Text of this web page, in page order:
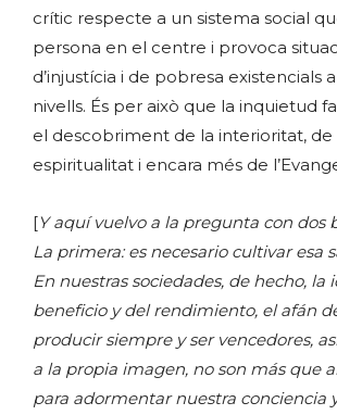
crític respecte a un sistema social
persona en el centre i provoca
d’injustícia i de pobresa existencials
nivells. És per això que la inquietud
el descobriment de la interioritat, de
espiritualitat i encara més de
[Y aquí vuelvo a la pregunta con dos
La primera: es necesario cultivar esa
En nuestras sociedades, de hecho, la
beneficio y del rendimiento, el afán
producir siempre y ser vencedores,
a la propia imagen, no son más que
para adormentar nuestra conciencia